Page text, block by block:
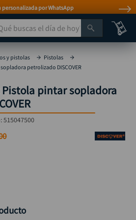
personalizada por WhatsApp
buscas el día de hoy?
y pistolas
Pistolas
petrolizado DISCOVER
Pistola pintar sopladora
515047500